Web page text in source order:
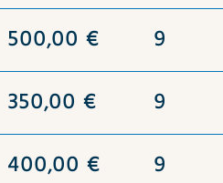
500,00 € 9
350,00 € 9
400,00 € 9